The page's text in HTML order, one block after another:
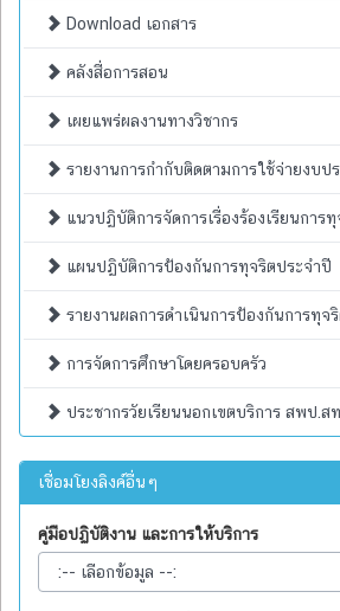
Download เอกสาร
คลังสื่อการสอน
เผยแพร่ผลงานทางวิชากร
รายงานการกำกับติดตามการใช้จ่ายงบป
แนวปฏิบัติการจัดการเรื่องร้องเรียนการ
แผนปฏิบัติการป้องกันการทุจริตประจำปี
รายงานผลการดำเนินการป้องกันการทุจ
การจัดการศึกษาโดยครอบครัว
ประชากรวัยเรียนนอกเขตบริการ สพป.สท
เชื่อมโยงลิงค์อื่นๆ
คู่มือปฏิบัติงาน และการให้บริการ